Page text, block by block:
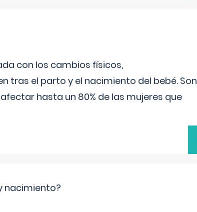
con los cambios físicos,
tras el parto y el nacimiento del bebé. Son
hasta un 80% de las mujeres que
nacimiento?